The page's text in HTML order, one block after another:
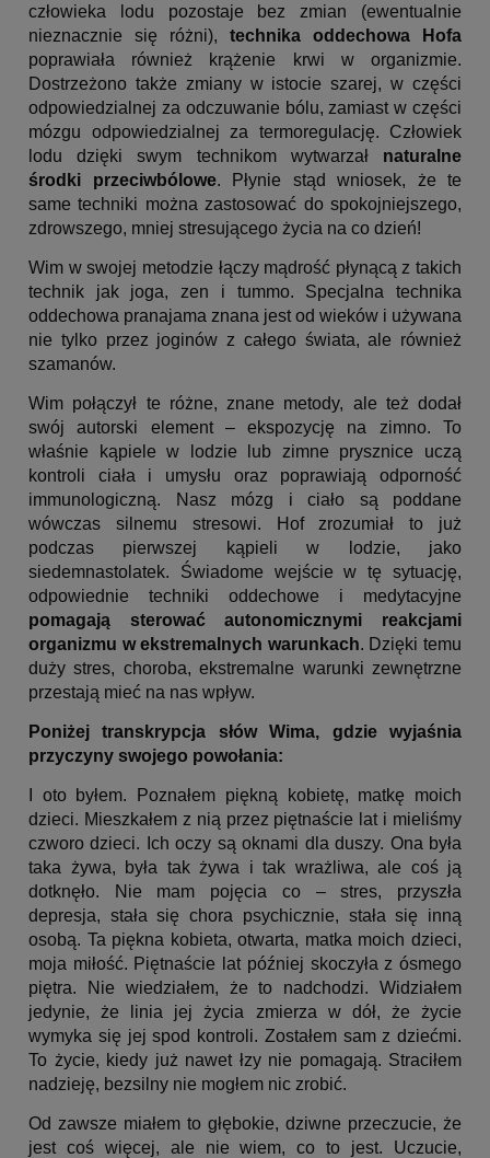
człowieka lodu pozostaje bez zmian (ewentualnie
nieznacznie się różni), technika oddechowa Hofa
poprawiała również krążenie krwi w organizmie.
Dostrzeżono także zmiany w istocie szarej, w części
odpowiedzialnej za odczuwanie bólu, zamiast w części
mózgu odpowiedzialnej za termoregulację. Człowiek
lodu dzięki swym technikom wytwarzał naturalne
środki przeciwbólowe. Płynie stąd wniosek, że te
same techniki można zastosować do spokojniejszego,
zdrowszego, mniej stresującego życia na co dzień!
Wim w swojej metodzie łączy mądrość płynącą z takich
technik jak joga, zen i tummo. Specjalna technika
oddechowa pranajama znana jest od wieków i używana
nie tylko przez joginów z całego świata, ale również
szamanów.
Wim połączył te różne, znane metody, ale też dodał
swój autorski element – ekspozycję na zimno. To
właśnie kąpiele w lodzie lub zimne prysznice uczą
kontroli ciała i umysłu oraz poprawiają odporność
immunologiczną. Nasz mózg i ciało są poddane
wówczas silnemu stresowi. Hof zrozumiał to już
podczas pierwszej kąpieli w lodzie, jako
siedemnastolatek. Świadome wejście w tę sytuację,
odpowiednie techniki oddechowe i medytacyjne
pomagają sterować autonomicznymi reakcjami
organizmu w ekstremalnych warunkach. Dzięki temu
duży stres, choroba, ekstremalne warunki zewnętrzne
przestają mieć na nas wpływ.
Poniżej transkrypcja słów Wima, gdzie wyjaśnia
przyczyny swojego powołania:
I oto byłem. Poznałem piękną kobietę, matkę moich
dzieci. Mieszkałem z nią przez piętnaście lat i mieliśmy
czworo dzieci. Ich oczy są oknami dla duszy. Ona była
taka żywa, była tak żywa i tak wrażliwa, ale coś ją
dotknęło. Nie mam pojęcia co – stres, przyszła
depresja, stała się chora psychicznie, stała się inną
osobą. Ta piękna kobieta, otwarta, matka moich dzieci,
moja miłość. Piętnaście lat później skoczyła z ósmego
piętra. Nie wiedziałem, że to nadchodzi. Widziałem
jedynie, że linia jej życia zmierza w dół, że życie
wymyka się jej spod kontroli. Zostałem sam z dziećmi.
To życie, kiedy już nawet łzy nie pomagają. Straciłem
nadzieję, bezsilny nie mogłem nic zrobić.
Od zawsze miałem to głębokie, dziwne przeczucie, że
jest coś więcej, ale nie wiem, co to jest. Uczucie,